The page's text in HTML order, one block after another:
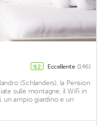
9,2 Eccellente (146)
(Schlanders), la Pension
sulle montagne, il WiFi in
un ampio giardino e un